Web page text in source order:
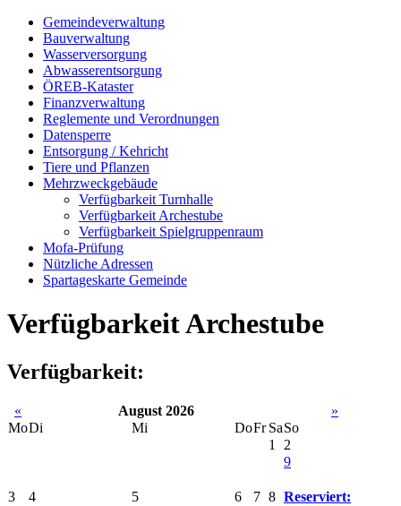
Gemeindeverwaltung
Bauverwaltung
Wasserversorgung
Abwasserentsorgung
ÖREB-Kataster
Finanzverwaltung
Reglemente und Verordnungen
Datensperre
Entsorgung / Kehricht
Tiere und Pflanzen
Mehrzweckgebäude
Verfügbarkeit Turnhalle
Verfügbarkeit Archestube
Verfügbarkeit Spielgruppenraum
Mofa-Prüfung
Nützliche Adressen
Spartageskarte Gemeinde
Verfügbarkeit Archestube
Verfügbarkeit:
« August 2026
»
MoDi Mi DoFr SaSo
1
2
3 4 5 6 7 8
9
Reserviert: